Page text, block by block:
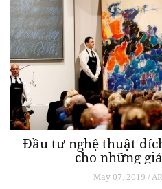
Đầu tư nghệ thuật
cho những
May 07, 2019 /